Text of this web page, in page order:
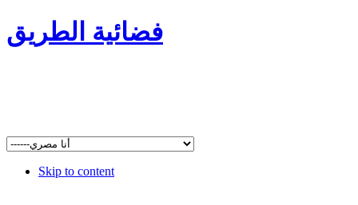
فضائية الطريق
Skip to content